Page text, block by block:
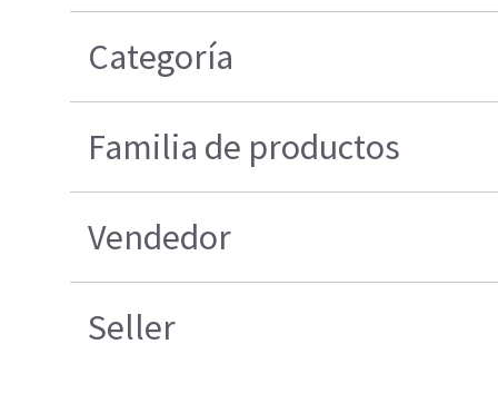
Categoría
Familia de productos
Vendedor
Seller